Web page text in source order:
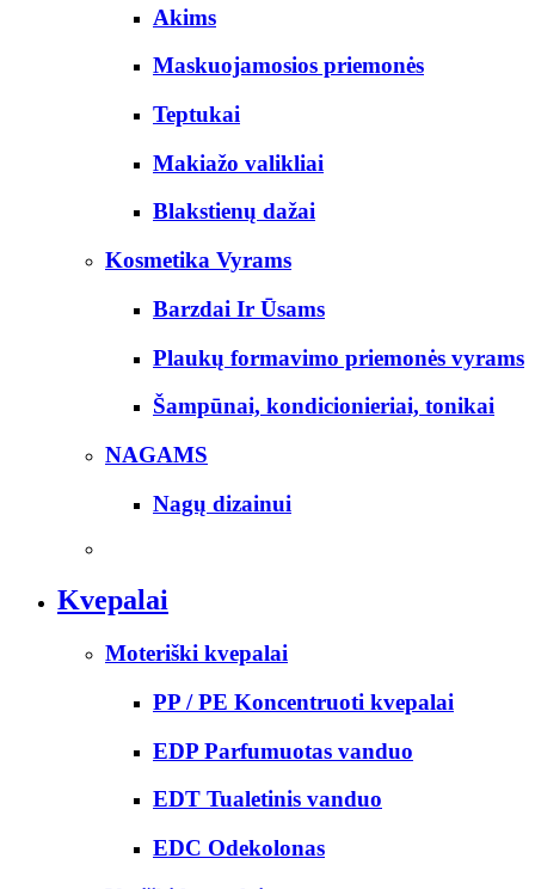
Akims
Maskuojamosios priemonės
Teptukai
Makiažo valikliai
Blakstienų dažai
Kosmetika Vyrams
Barzdai Ir Ūsams
Plaukų formavimo priemonės vyrams
Šampūnai, kondicionieriai, tonikai
NAGAMS
Nagų dizainui
Kvepalai
Moteriški kvepalai
PP / PE Koncentruoti kvepalai
EDP Parfumuotas vanduo
EDT Tualetinis vanduo
EDC Odekolonas